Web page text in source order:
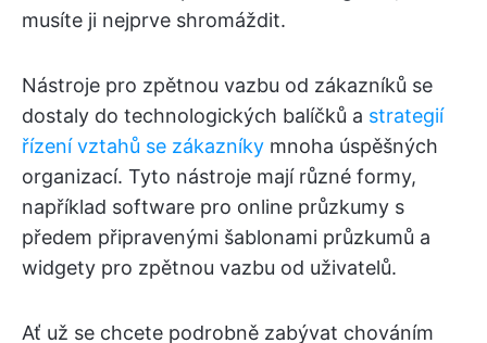
musíte ji nejprve shromáždit.
Nástroje pro zpětnou vazbu od zákazníků se
dostaly do technologických balíčků a strategií
řízení vztahů se zákazníky mnoha úspěšných
organizací. Tyto nástroje mají různé formy,
například software pro online průzkumy s
předem připravenými šablonami průzkumů a
widgety pro zpětnou vazbu od uživatelů.
Ať už se chcete podrobně zabývat chováním